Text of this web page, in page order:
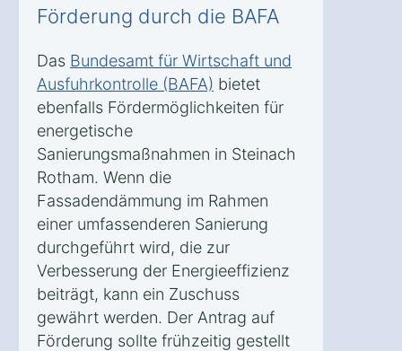
Förderung durch die BAFA
Das Bundesamt für Wirtschaft und
Ausfuhrkontrolle (BAFA) bietet
ebenfalls Fördermöglichkeiten für
energetische
Sanierungsmaßnahmen in Steinach
Rotham. Wenn die
Fassadendämmung im Rahmen
einer umfassenderen Sanierung
durchgeführt wird, die zur
Verbesserung der Energieeffizienz
beiträgt, kann ein Zuschuss
gewährt werden. Der Antrag auf
Förderung sollte frühzeitig gestellt